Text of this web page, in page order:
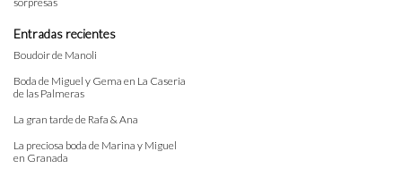
Entradas recientes
Boudoir de Manoli
Boda de Miguel y Gema en La Caseria
de las Palmeras
La gran tarde de Rafa & Ana
La preciosa boda de Marina y Miguel
en Granada